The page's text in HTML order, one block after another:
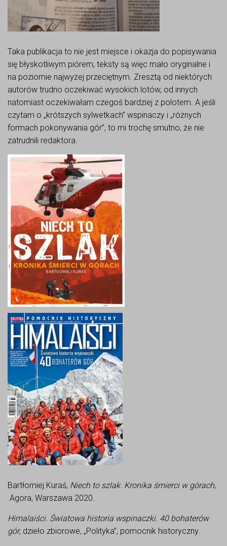
Taka publikacja to nie jest miejsce i okazja do popisywania
się błyskotliwym piórem, teksty są więc mało oryginalne i
na poziomie najwyżej przeciętnym. Zresztą od niektórych
autorów trudno oczekiwać wysokich lotów, od innych
natomiast oczekiwałam czegoś bardziej z polotem. A jeśli
czytam o „krótszych sylwetkach” wspinaczy i „różnych
formach pokonywania gór”, to mi trochę smutno, że nie
zatrudnili redaktora.
Bartłomiej Kuraś, Niech to szlak. Kronika śmierci w górach,
Agora, Warszawa 2020.
Himalaiści. Światowa historia wspinaczki. 40 bohaterów
gór, dzieło zbiorowe, „Polityka”, pomocnik historyczny.